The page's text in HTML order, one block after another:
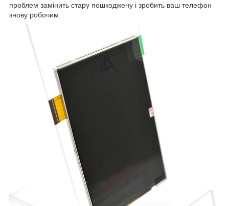
проблем замінить стару пошкоджену і зробить ваш телефон
знову робочим.